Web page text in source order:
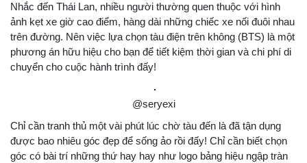
Nhắc đến Thái Lan, nhiều người thường quen thuộc với hình
ảnh kẹt xe giờ cao điểm, hàng dài những chiếc xe nối đuôi nhau
trên đường. Nên việc lựa chọn tàu điện trên không (BTS) là một
phương án hữu hiệu cho bạn để tiết kiệm thời gian và chi phí di
chuyển cho cuộc hành trình đấy!
@seryexi
Chỉ cần tranh thủ một vài phút lúc chờ tàu đến là đã tận dụng
được bao nhiêu góc đẹp để sống ảo rồi đấy! Chỉ cần biết chọn
góc có bài trí những thứ hay hay như logo bảng hiệu ngập tràn